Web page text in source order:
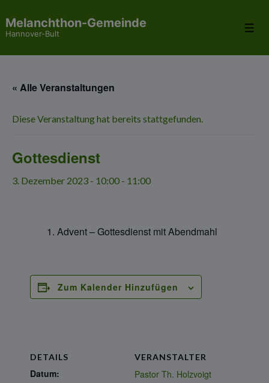
Zum
Melanchthon-Gemeinde
Hannover-Bult
« Alle Veranstaltungen
Diese Veranstaltung hat bereits stattgefunden.
Gottesdienst
3. Dezember 2023 - 10:00 - 11:00
Advent – Gottesdienst mit Abendmahl
Zum Kalender Hinzufügen
DETAILS
Datum:
VERANSTALTER
Pastor Th. Holzvoigt